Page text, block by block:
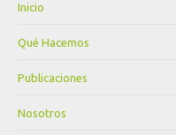
Inicio
Qué Hacemos
Publicaciones
Nosotros